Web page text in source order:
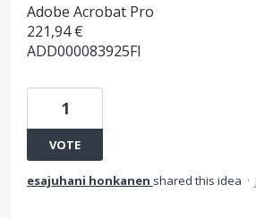
Adobe Acrobat Pro
221,94 €
ADD000083925FI
1
VOTE
esajuhani honkanen shared this idea ·